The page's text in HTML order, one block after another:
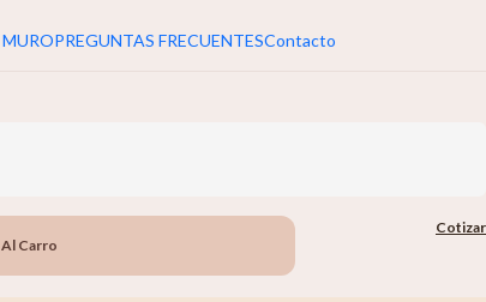
PREGUNTAS FRECUENTESContacto
Carro
Cotizar